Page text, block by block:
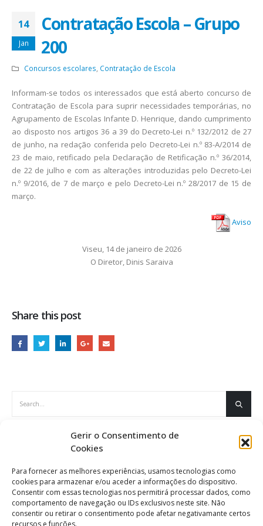
Gerir o Consentimento de
Cookies
Para fornecer as melhores experiências, usamos tecnologias como
cookies para armazenar e/ou aceder a informações do dispositivo.
Consentir com essas tecnologias nos permitirá processar dados, como
comportamento de navegação ou IDs exclusivos neste site. Não
consentir ou retirar o consentimento pode afetar negativamante certos
recursos e funções.
14
Jan
Contratação Escola – Grupo
200
Concursos escolares Contratação de Escola
Informam-se todos os interessados que está aberto concurso de
Contratação de Escola para suprir necessidades temporárias, no
Agrupamento de Escolas Infante D. Henrique, dando cumprimento
ao disposto nos artigos 36 a 39 do Decreto-Lei n.º 132/2012 de 27
de junho, na redação conferida pelo Decreto-Lei n.º 83-A/2014 de
23 de maio, retificado pela Declaração de Retificação n.º 36/2014,
de 22 de julho e com as alterações introduzidas pelo Decreto-Lei
n.º 9/2016, de 7 de março e pelo Decreto-Lei n.º 28/2017 de 15 de
março.
Aviso
Viseu, 14 de janeiro de 2026
O Diretor, Dinis Saraiva
Share this post
ÚLTIMAS NOTÍCIAS
Agosto 5, 2026
Informação
Agosto 5, 2026